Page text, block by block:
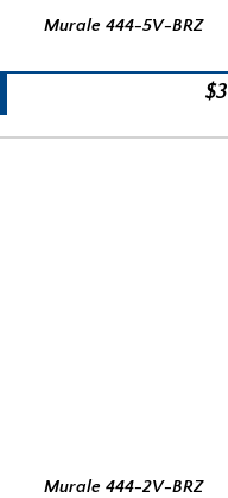
Murale 444-5V-BRZ
$
Murale 444-2V-BRZ